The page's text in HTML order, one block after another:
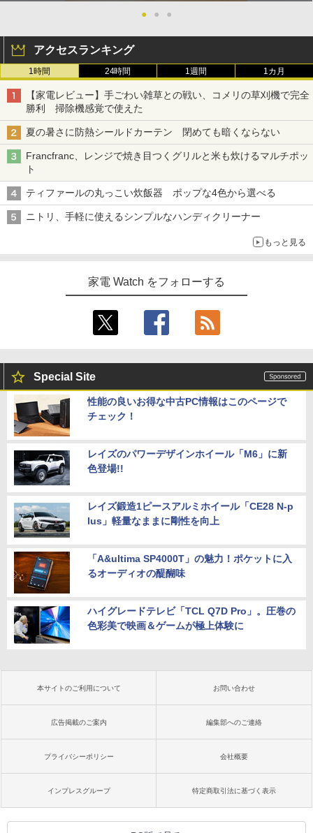
● ● ●
アクセスランキング
1時間 24時間 1週間 1カ月
【家電レビュー】手ごわい雑草との戦い、コメリの草刈機で完全
勝利 掃除機感覚で使えた
夏の暑さに防熱シールドカーテン 閉めても暗くならない
Francfranc、レンジで焼き目つくグリルと米も炊けるマルチポッ
ト
ティファールの丸っこい炊飯器 ポップな4色から選べる
ニトリ、手軽に使えるシンプルなハンディクリーナー
もっと見る
家電 Watch をフォローする
Special Site
性能の良いお得な中古PC情報はこのページで
チェック！
レイズのパワーデザインホイール「M6」に新
色登場!!
レイズ鍛造1ピースアルミホイール「CE28 N-p
lus」軽量なままに剛性を向上
「A&ultima SP4000T」の魅力！ポケットに入
るオーディオの醍醐味
ハイグレードテレビ「TCL Q7D Pro」。圧巻の
色彩美で映画＆ゲームが極上体験に
本サイトのご利用について お問い合わせ
広告掲載のご案内 編集部へのご連絡
プライバシーポリシー 会社概要
インプレスグループ 特定商取引法に基づく表示